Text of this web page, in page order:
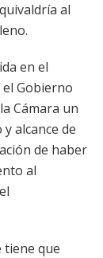
al
en el
Gobierno
Cámara un
alcance de
de haber
al
tiene que